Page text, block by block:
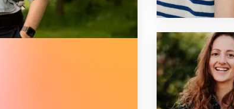
veel voor me betekend”